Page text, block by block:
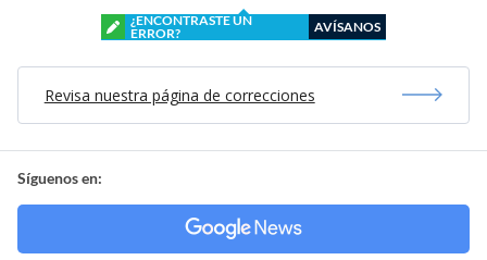
¿ENCONTRASTE UN
ERROR?
AVÍSANOS
Revisa nuestra página de correcciones
Síguenos en: